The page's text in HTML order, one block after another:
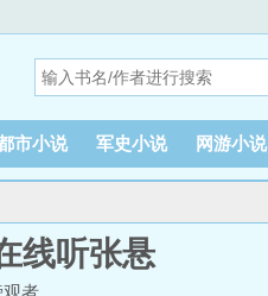
市小说 军史小说 网游小说
线听张悬